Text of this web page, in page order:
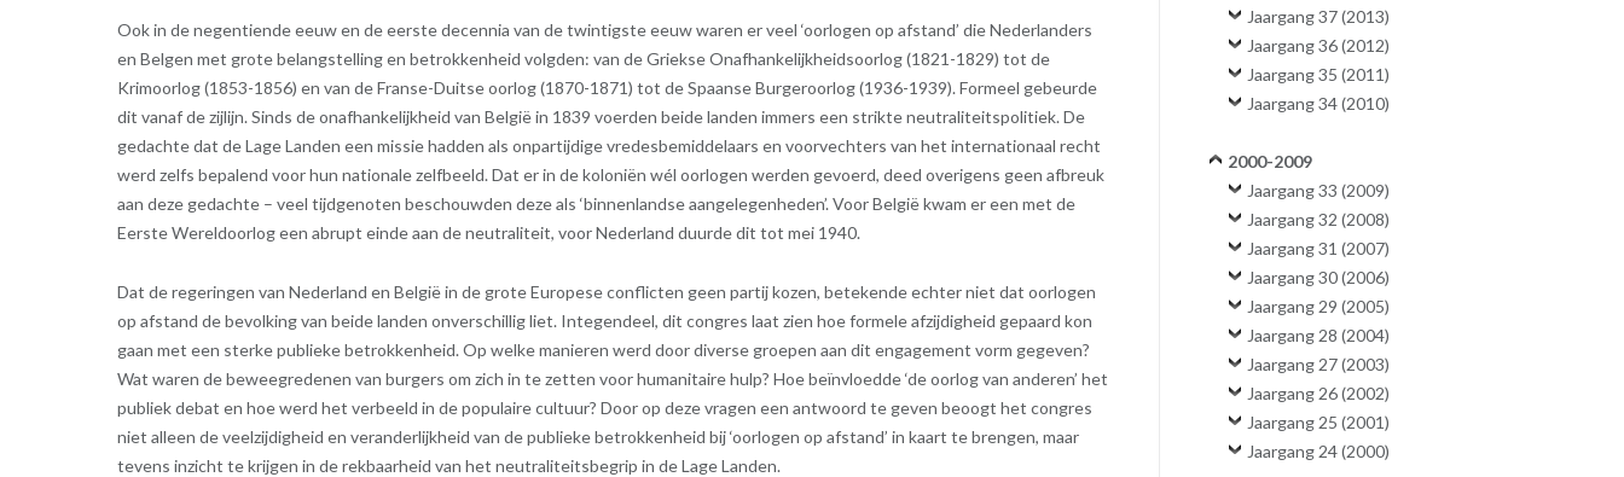
Ook in de negentiende eeuw en de eerste decennia van de twintigste eeuw waren er veel ‘oorlogen op afstand’ die Nederlanders
en Belgen met grote belangstelling en betrokkenheid volgden: van de Griekse Onafhankelijkheidsoorlog (1821-1829) tot de
Krimoorlog (1853-1856) en van de Franse-Duitse oorlog (1870-1871) tot de Spaanse Burgeroorlog (1936-1939). Formeel gebeurde
dit vanaf de zijlijn. Sinds de onafhankelijkheid van België in 1839 voerden beide landen immers een strikte neutraliteitspolitiek. De
gedachte dat de Lage Landen een missie hadden als onpartijdige vredesbemiddelaars en voorvechters van het internationaal recht
werd zelfs bepalend voor hun nationale zelfbeeld. Dat er in de koloniën wél oorlogen werden gevoerd, deed overigens geen afbreuk
aan deze gedachte – veel tijdgenoten beschouwden deze als ‘binnenlandse aangelegenheden’. Voor België kwam er een met de
Eerste Wereldoorlog een abrupt einde aan de neutraliteit, voor Nederland duurde dit tot mei 1940.
Dat de regeringen van Nederland en België in de grote Europese conflicten geen partij kozen, betekende echter niet dat oorlogen
op afstand de bevolking van beide landen onverschillig liet. Integendeel, dit congres laat zien hoe formele afzijdigheid gepaard kon
gaan met een sterke publieke betrokkenheid. Op welke manieren werd door diverse groepen aan dit engagement vorm gegeven?
Wat waren de beweegredenen van burgers om zich in te zetten voor humanitaire hulp? Hoe beïnvloedde ‘de oorlog van anderen’ het
publiek debat en hoe werd het verbeeld in de populaire cultuur? Door op deze vragen een antwoord te geven beoogt het congres
niet alleen de veelzijdigheid en veranderlijkheid van de publieke betrokkenheid bij ‘oorlogen op afstand’ in kaart te brengen, maar
tevens inzicht te krijgen in de rekbaarheid van het neutraliteitsbegrip in de Lage Landen.
Jaargang 37 (2013)
Jaargang 36 (2012)
Jaargang 35 (2011)
Jaargang 34 (2010)
2000-2009
Jaargang 33 (2009)
Jaargang 32 (2008)
Jaargang 31 (2007)
Jaargang 30 (2006)
Jaargang 29 (2005)
Jaargang 28 (2004)
Jaargang 27 (2003)
Jaargang 26 (2002)
Jaargang 25 (2001)
Jaargang 24 (2000)